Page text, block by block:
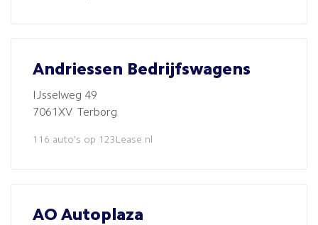
Andriessen Bedrijfswagens
IJsselweg 49
7061XV Terborg
116 auto's op 123Lease.nl
AO Autoplaza